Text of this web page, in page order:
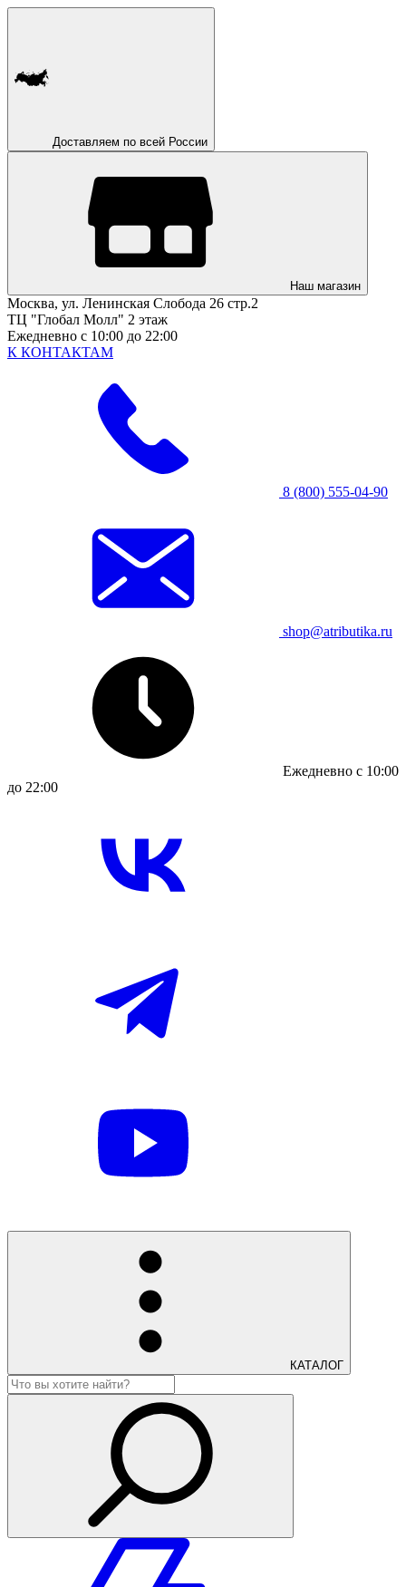
Доставляем по всей России
Наш магазин
Москва, ул. Ленинская Слобода 26 стр.2
ТЦ "Глобал Молл" 2 этаж
Ежедневно с 10:00 до 22:00
К КОНТАКТАМ
8 (800) 555-04-90
shop@atributika.ru
Ежедневно с 10:00
до 22:00
КАТАЛОГ